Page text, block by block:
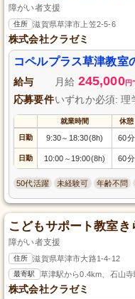
障がい者支援
住所 滋賀県草津市上笠2-5-6
株式会社クラゼミ
コペルプラス草津教室
給与 月給 245,000円
応募要件いずれか必須: 理
就業時間 休憩
日勤 9:30～ 18:30(8h) 60分
日勤 10:00 ～ 19:00(8h) 60分
50代活躍 未経験可 年齢不問
こどもサポート教室
障がい者支援
住所 滋賀県草津市大路1-4-12
最寄駅 草津駅から0.4km、石山
株式会社クラゼミ